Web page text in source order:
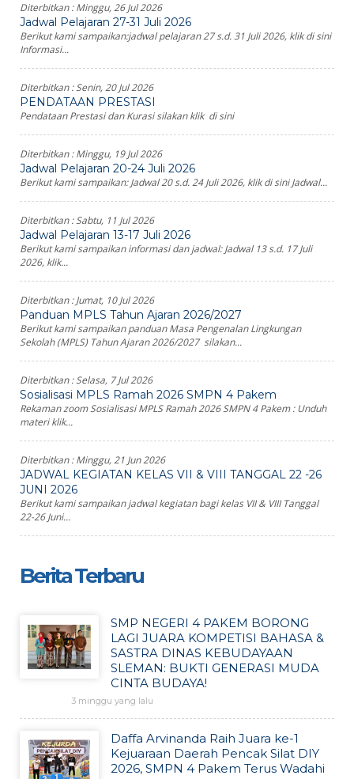
Diterbitkan :Minggu, 26 Jul 2026
Jadwal Pelajaran 27-31 Juli 2026
Berikut kami sampaikan:jadwal pelajaran 27 s.d. 31 Juli 2026, klik di sini
Informasi...
Diterbitkan :Senin, 20 Jul 2026
PENDATAAN PRESTASI
Pendataan Prestasi dan Kurasi silakan klik di sini
Diterbitkan :Minggu, 19 Jul 2026
Jadwal Pelajaran 20-24 Juli 2026
Berikut kami sampaikan: Jadwal 20 s.d. 24 Juli 2026, klik di sini Jadwal...
Diterbitkan :Sabtu, 11 Jul 2026
Jadwal Pelajaran 13-17 Juli 2026
Berikut kami sampaikan informasi dan jadwal: Jadwal 13 s.d. 17 Juli
2026, klik...
Diterbitkan :Jumat, 10 Jul 2026
Panduan MPLS Tahun Ajaran 2026/2027
Berikut kami sampaikan panduan Masa Pengenalan Lingkungan
Sekolah (MPLS) Tahun Ajaran 2026/2027 silakan...
Diterbitkan :Selasa, 7 Jul 2026
Sosialisasi MPLS Ramah 2026 SMPN 4 Pakem
Rekaman zoom Sosialisasi MPLS Ramah 2026 SMPN 4 Pakem : Unduh
materi klik...
Diterbitkan :Minggu, 21 Jun 2026
JADWAL KEGIATAN KELAS VII & VIII TANGGAL 22 -26
JUNI 2026
Berikut kami sampaikan jadwal kegiatan bagi kelas VII & VIII Tanggal
22-26 Juni...
Berita Terbaru
SMP NEGERI 4 PAKEM BORONG
LAGI JUARA KOMPETISI BAHASA &
SASTRA DINAS KEBUDAYAAN
SLEMAN: BUKTI GENERASI MUDA
CINTA BUDAYA!
3 minggu yang lalu
Daffa Arvinanda Raih Juara ke-1
Kejuaraan Daerah Pencak Silat DIY
2026, SMPN 4 Pakem Terus Wadahi